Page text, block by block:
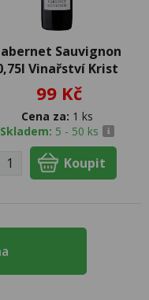
Sauvignon
Vinařství Krist
99 Kč
Cena za: 1 ks
Skladem: 5 - 50 ks